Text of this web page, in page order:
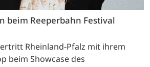
beim Reeperbahn Festival
Rheinland-Pfalz mit ihrem
beim Showcase des